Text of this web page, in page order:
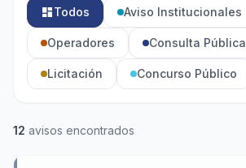
dashboardTodos Aviso Institucionales
Operadores Consulta Pública
Licitación Concurso Público
12 avisos encontrados